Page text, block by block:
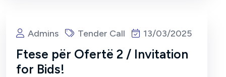
Admins Tender Call 13/03/2025
Ftese për Ofertë 2 / Invitation
for Bids!